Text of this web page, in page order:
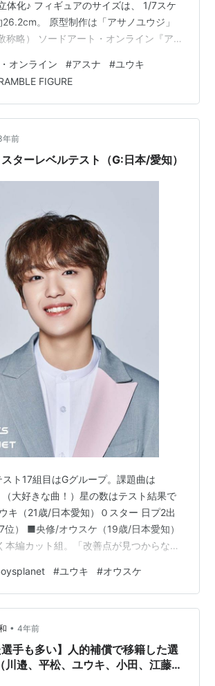
体化♪ フィギュアのサイズは、 1/7スケ
。 原型制作は「アサノユウジ」
称略） ソードアート・オンライン『アス
FIGUREより2025年05月発売の予
】KDcolle『アスナ 真夏のキラメキ☆
ィギュア【KADOKAWA】 【Amazon】
…
オンライン #アスナ #ユウキ
FIGURE
年前
ターレベルテスト（G:日本/愛知）
ト17組目はGグループ。課題曲は
大好きな曲！）星の数はテスト結果で
キ（21歳/日本愛知）０スター 日プ2出
位） ■央修/オウスケ（19歳/日本愛知）
本編カット組。「改善点が見つからない
んに関しては練習期間が0ヶ月なので準
い…！！むしろあれだけ踊れていたのは
ら頑張ってほしいな
#ユウキ #オウスケ
• 4年前
選手も多い】人的補償で移籍した選
邉、平松、ユウキ、小田、江藤、